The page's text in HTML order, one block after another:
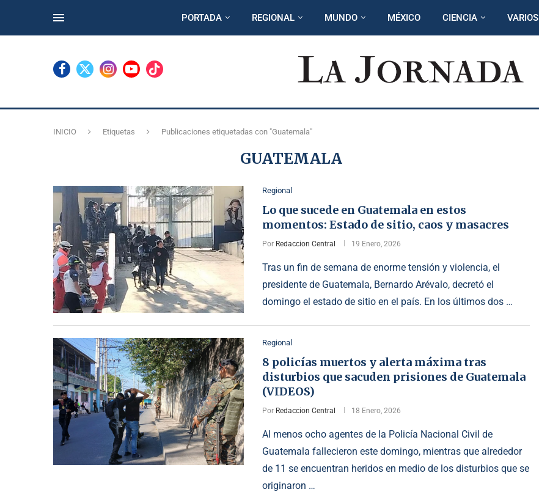
PORTADA REGIONAL MUNDO MÉXICO CIENCIA VARIOS
INICIO Etiquetas Publicaciones etiquetadas con "Guatemala"
GUATEMALA
Regional
Lo que sucede en Guatemala en estos
momentos: Estado de sitio, caos y masacres
Por Redaccion Central 19 Enero, 2026
Tras un fin de semana de enorme tensión y violencia, el
presidente de Guatemala, Bernardo Arévalo, decretó el
domingo el estado de sitio en el país. En los últimos dos …
Regional
8 policías muertos y alerta máxima tras
disturbios que sacuden prisiones de Guatemala
(VIDEOS)
Por Redaccion Central 18 Enero, 2026
Al menos ocho agentes de la Policía Nacional Civil de
Guatemala fallecieron este domingo, mientras que alrededor
de 11 se encuentran heridos en medio de los disturbios que se
originaron …